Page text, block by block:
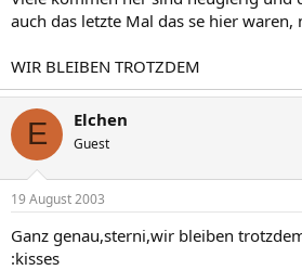
auch das letzte Mal das se hier waren,
WIR BLEIBEN TROTZDEM
E Elchen
Guest
19 August 2003
Ganz genau,sterni,wir bleiben
:kisses